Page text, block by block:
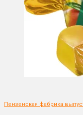
Пензенская фабрика